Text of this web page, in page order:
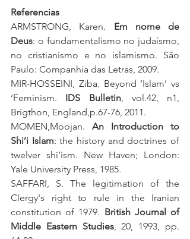
Referencias
ARMSTRONG, Karen. Em nome de
Deus: o fundamentalismo no judaísmo,
no cristianismo e no islamismo. São
Paulo: Companhia das Letras, 2009.
MIR-HOSSEINI, Ziba. Beyond ‘Islam’ vs
‘Feminism. IDS Bulletin, vol.42, n1,
Brigthon, England,p.67-76, 2011.
MOMEN,Moojan. An Introduction to
Shi’i Islam: the history and doctrines of
twelver shi’ism. New Haven; London:
Yale University Press, 1985.
SAFFARI, S. The legitimation of the
Clergy's right to rule in the Iranian
constitution of 1979. British Journal of
Middle Eastern Studies, 20, 1993, pp.